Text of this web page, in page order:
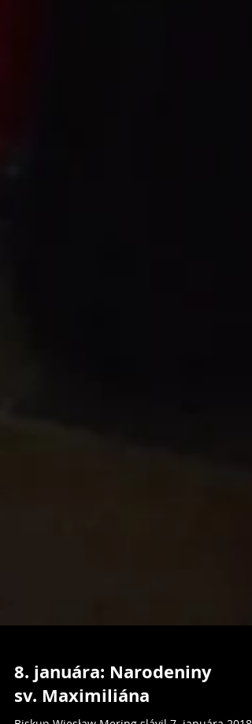
8. januára: Narodeniny